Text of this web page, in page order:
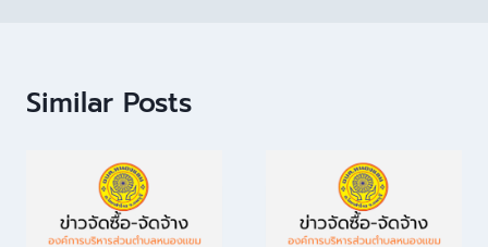
Similar Posts